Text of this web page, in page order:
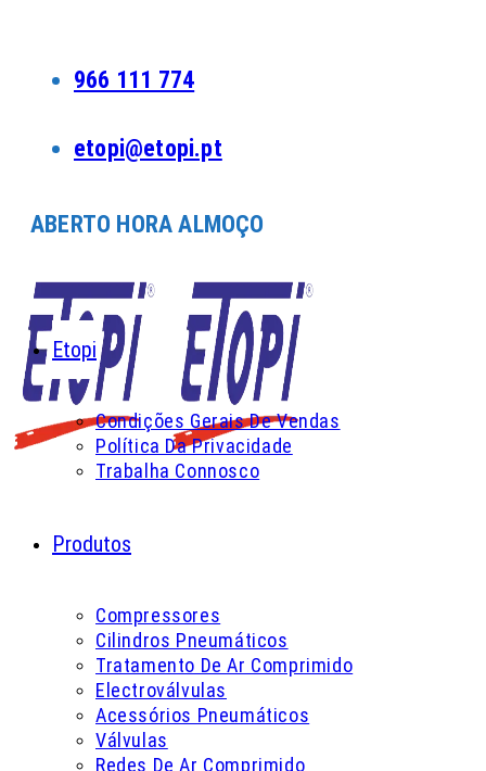
966 111 774
etopi@etopi.pt
ABERTO HORA ALMOÇO
Etopi
Condições Gerais De Vendas
Política Da Privacidade
Trabalha Connosco
Produtos
Compressores
Cilindros Pneumáticos
Tratamento De Ar Comprimido
Electroválvulas
Acessórios Pneumáticos
Válvulas
Redes De Ar Comprimido